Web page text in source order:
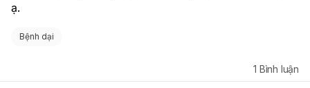
ạ.
Bệnh dại
1 Bình luận